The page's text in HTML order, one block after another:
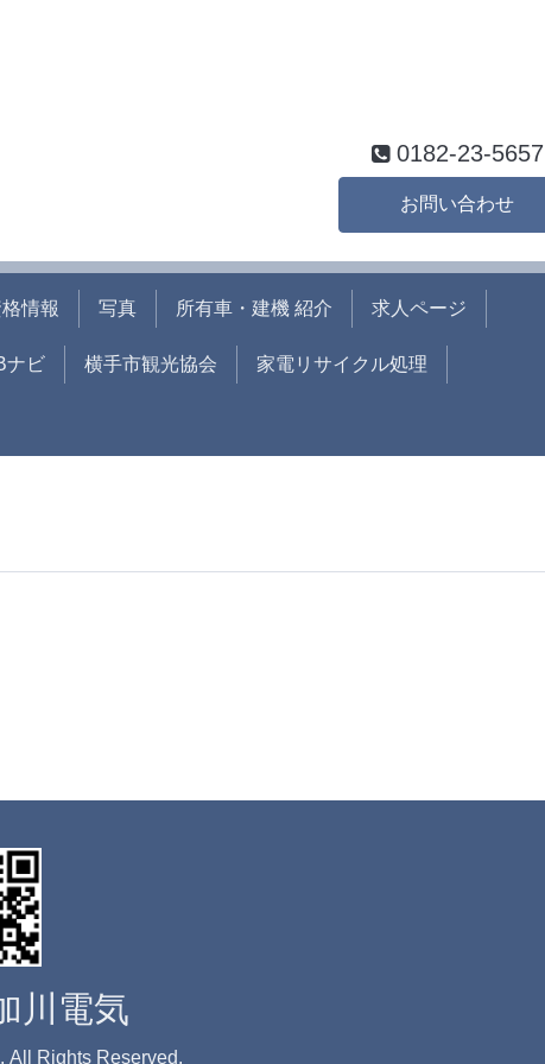
0182-23-5657
お問い合わせ
情報 写真 所有車・建機 紹介 求人ページ
ナビ 横手市観光協会 家電リサイクル処理
川電気
. All Rights Reserved.